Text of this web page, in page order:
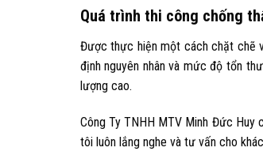
Quá trình thi công chống
Được thực hiện một cách chặt chẽ
định nguyên nhân và mức độ tổn
lượng cao.
Công Ty TNHH MTV Minh Đức Huy
tôi luôn lắng nghe và tư vấn cho